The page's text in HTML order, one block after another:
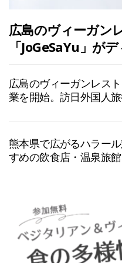
広島のヴィーガン
「JoGeSaYu」が
広島のヴィーガンレス
業を開始。訪日外国人
熊本県で広がるハラー
すめの飲食店・温泉旅